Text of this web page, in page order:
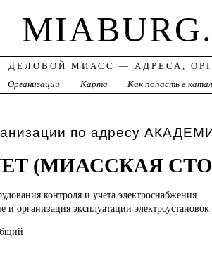
ДЕЛОВОЙ МИАСС — АДРЕСА,
Организации Карта Как попасть в
по адресу
(МИАССКАЯ
контроля и учета электроснабжения
и организация эксплуатации электроустановок